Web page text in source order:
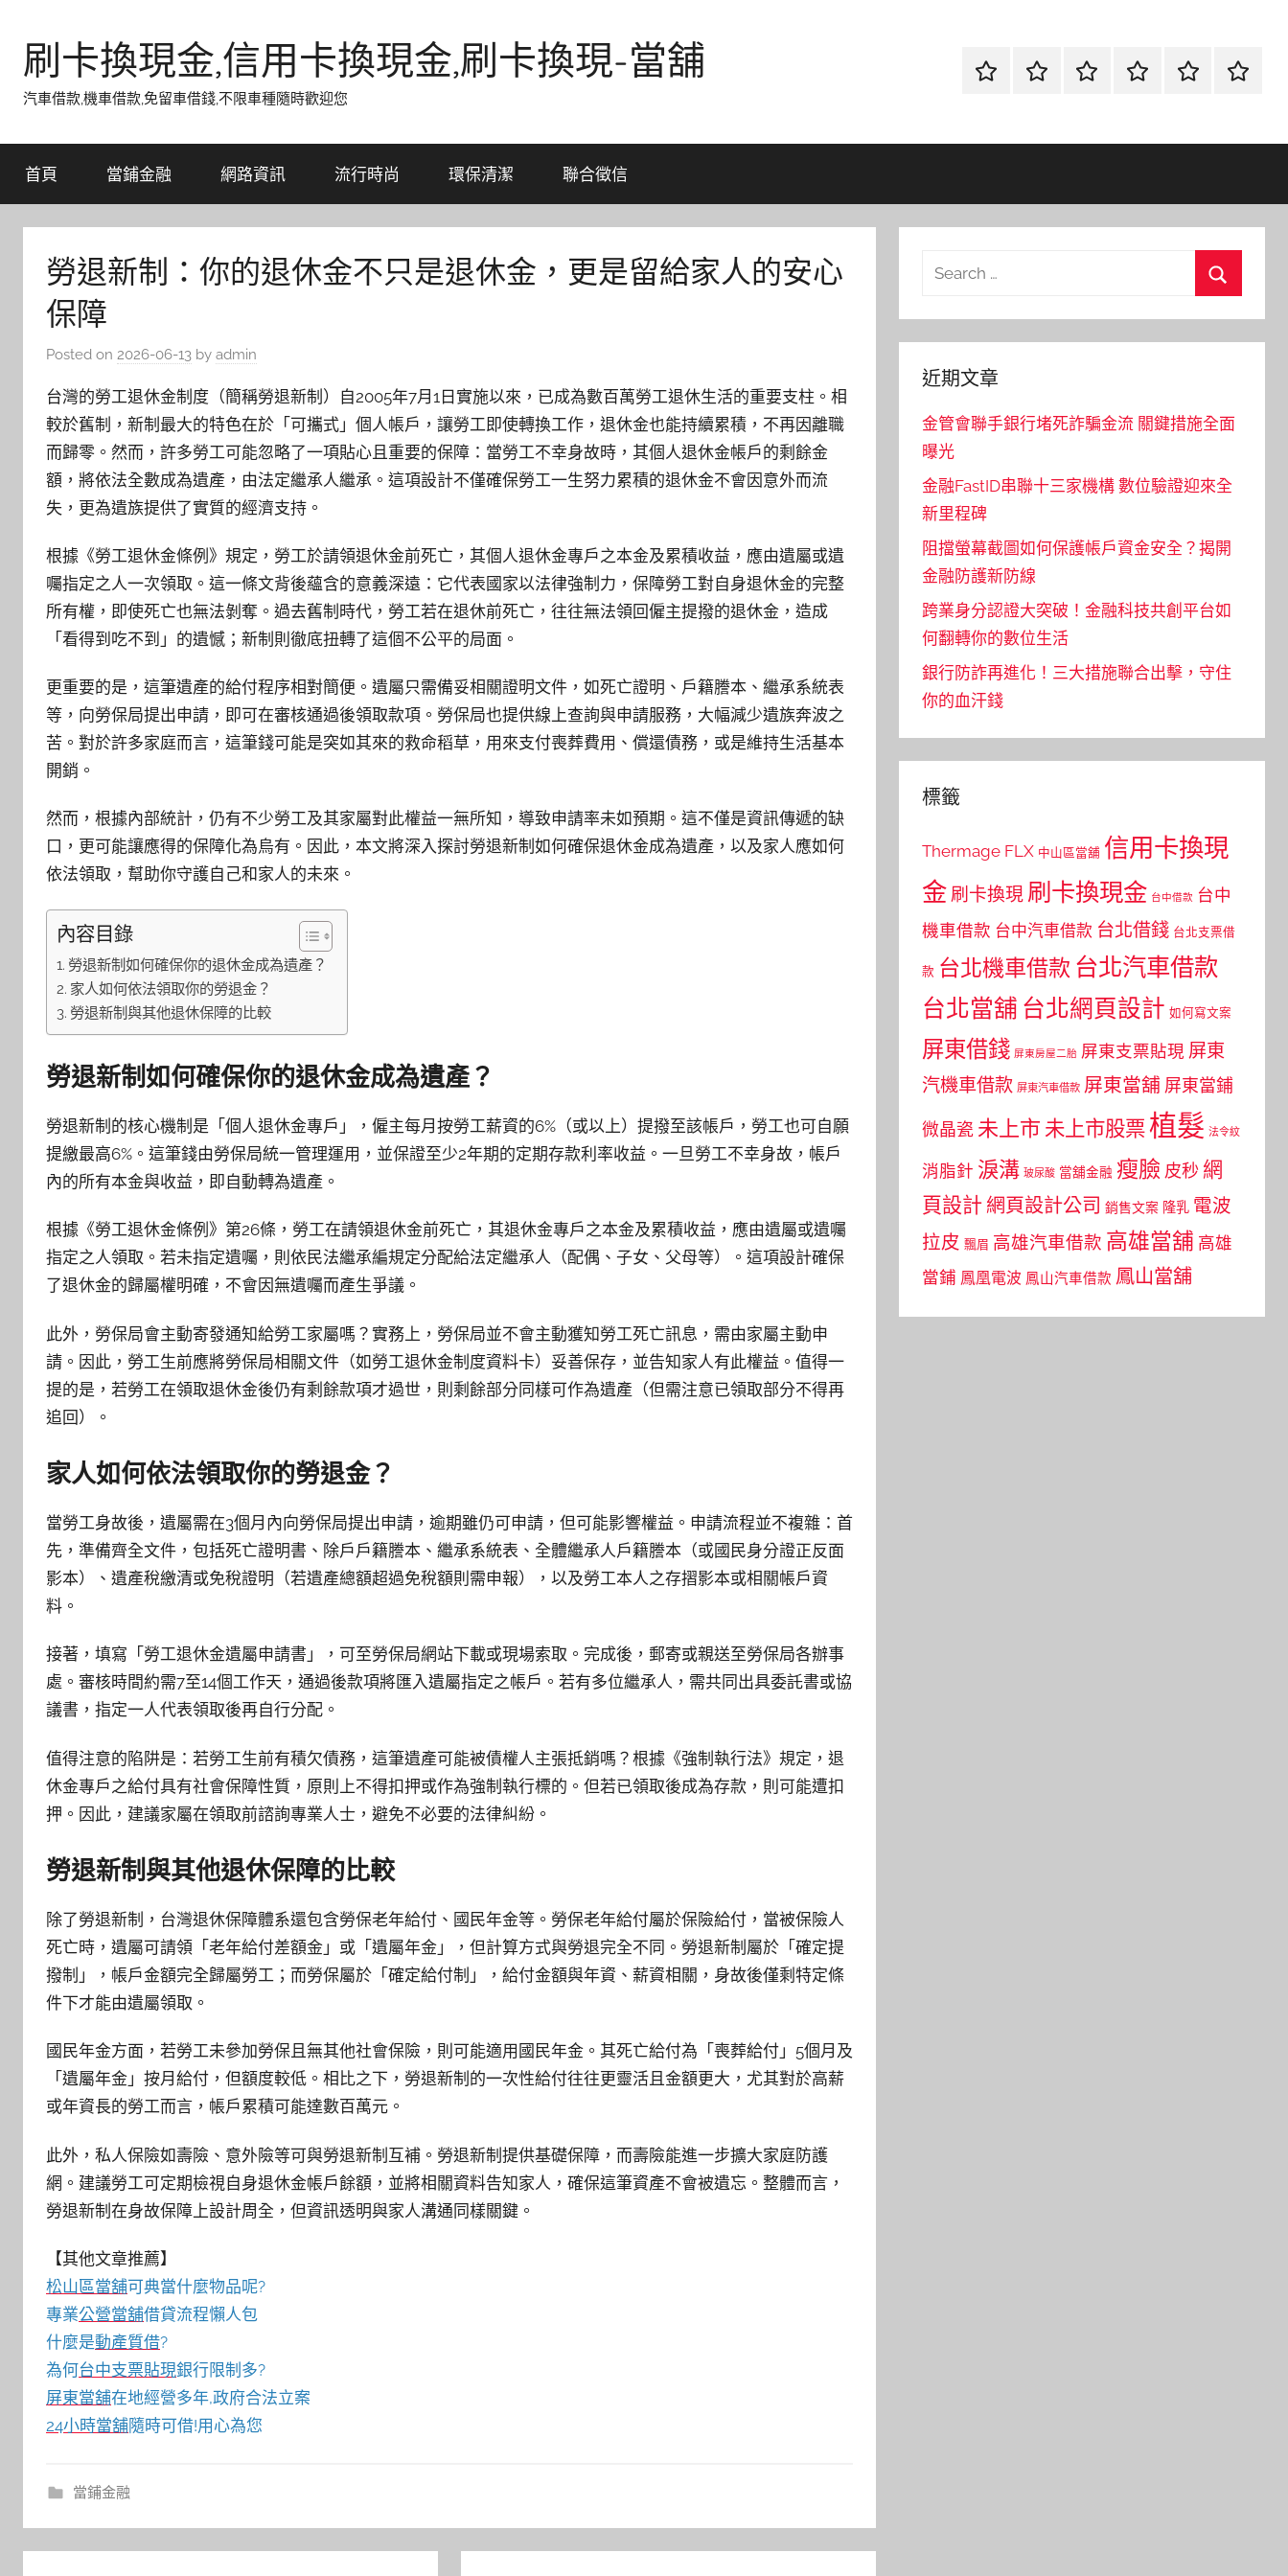
content刷卡換現金,信用卡換現金,刷卡換現-當舖
汽車借款,機車借款,免留車借錢,不限車種隨時歡迎您
首
當
網
流
環
聯
首頁 當鋪金融 網路資訊 流行時尚 環保清潔 聯合徵信
勞退新制：你的退休金不只是退休金，更是留給家人的安心
保障
Posted on 2026-06-13 by admin
台灣的勞工退休金制度（簡稱勞退新制）自2005年7月1日實施以來，已成為數百萬勞工退休生活的重要支柱。相
較於舊制，新制最大的特色在於「可攜式」個人帳戶，讓勞工即使轉換工作，退休金也能持續累積，不再因離職
而歸零。然而，許多勞工可能忽略了一項貼心且重要的保障：當勞工不幸身故時，其個人退休金帳戶的剩餘金
額，將依法全數成為遺產，由法定繼承人繼承。這項設計不僅確保勞工一生努力累積的退休金不會因意外而流
失，更為遺族提供了實質的經濟支持。
根據《勞工退休金條例》規定，勞工於請領退休金前死亡，其個人退休金專戶之本金及累積收益，應由遺屬或遺
囑指定之人一次領取。這一條文背後蘊含的意義深遠：它代表國家以法律強制力，保障勞工對自身退休金的完整
所有權，即使死亡也無法剝奪。過去舊制時代，勞工若在退休前死亡，往往無法領回僱主提撥的退休金，造成
「看得到吃不到」的遺憾；新制則徹底扭轉了這個不公平的局面。
更重要的是，這筆遺產的給付程序相對簡便。遺屬只需備妥相關證明文件，如死亡證明、戶籍謄本、繼承系統表
等，向勞保局提出申請，即可在審核通過後領取款項。勞保局也提供線上查詢與申請服務，大幅減少遺族奔波之
苦。對於許多家庭而言，這筆錢可能是突如其來的救命稻草，用來支付喪葬費用、償還債務，或是維持生活基本
開銷。
然而，根據內部統計，仍有不少勞工及其家屬對此權益一無所知，導致申請率未如預期。這不僅是資訊傳遞的缺
口，更可能讓應得的保障化為烏有。因此，本文將深入探討勞退新制如何確保退休金成為遺產，以及家人應如何
依法領取，幫助你守護自己和家人的未來。
內容目錄
勞退新制如何確保你的退休金成為遺產？
家人如何依法領取你的勞退金？
勞退新制與其他退休保障的比較
勞退新制如何確保你的退休金成為遺產？
勞退新制的核心機制是「個人退休金專戶」，僱主每月按勞工薪資的6%（或以上）提撥至該帳戶，勞工也可自願
提繳最高6%。這筆錢由勞保局統一管理運用，並保證至少2年期的定期存款利率收益。一旦勞工不幸身故，帳戶
內的所有本金與收益，即自動轉為遺產。
根據《勞工退休金條例》第26條，勞工在請領退休金前死亡，其退休金專戶之本金及累積收益，應由遺屬或遺囑
指定之人領取。若未指定遺囑，則依民法繼承編規定分配給法定繼承人（配偶、子女、父母等）。這項設計確保
了退休金的歸屬權明確，不會因無遺囑而產生爭議。
此外，勞保局會主動寄發通知給勞工家屬嗎？實務上，勞保局並不會主動獲知勞工死亡訊息，需由家屬主動申
請。因此，勞工生前應將勞保局相關文件（如勞工退休金制度資料卡）妥善保存，並告知家人有此權益。值得一
提的是，若勞工在領取退休金後仍有剩餘款項才過世，則剩餘部分同樣可作為遺產（但需注意已領取部分不得再
追回）。
家人如何依法領取你的勞退金？
當勞工身故後，遺屬需在3個月內向勞保局提出申請，逾期雖仍可申請，但可能影響權益。申請流程並不複雜：首
先，準備齊全文件，包括死亡證明書、除戶戶籍謄本、繼承系統表、全體繼承人戶籍謄本（或國民身分證正反面
影本）、遺產稅繳清或免稅證明（若遺產總額超過免稅額則需申報），以及勞工本人之存摺影本或相關帳戶資
料。
接著，填寫「勞工退休金遺屬申請書」，可至勞保局網站下載或現場索取。完成後，郵寄或親送至勞保局各辦事
處。審核時間約需7至14個工作天，通過後款項將匯入遺屬指定之帳戶。若有多位繼承人，需共同出具委託書或協
議書，指定一人代表領取後再自行分配。
值得注意的陷阱是：若勞工生前有積欠債務，這筆遺產可能被債權人主張抵銷嗎？根據《強制執行法》規定，退
休金專戶之給付具有社會保障性質，原則上不得扣押或作為強制執行標的。但若已領取後成為存款，則可能遭扣
押。因此，建議家屬在領取前諮詢專業人士，避免不必要的法律糾紛。
勞退新制與其他退休保障的比較
除了勞退新制，台灣退休保障體系還包含勞保老年給付、國民年金等。勞保老年給付屬於保險給付，當被保險人
死亡時，遺屬可請領「老年給付差額金」或「遺屬年金」，但計算方式與勞退完全不同。勞退新制屬於「確定提
撥制」，帳戶金額完全歸屬勞工；而勞保屬於「確定給付制」，給付金額與年資、薪資相關，身故後僅剩特定條
件下才能由遺屬領取。
國民年金方面，若勞工未參加勞保且無其他社會保險，則可能適用國民年金。其死亡給付為「喪葬給付」5個月及
「遺屬年金」按月給付，但額度較低。相比之下，勞退新制的一次性給付往往更靈活且金額更大，尤其對於高薪
或年資長的勞工而言，帳戶累積可能達數百萬元。
此外，私人保險如壽險、意外險等可與勞退新制互補。勞退新制提供基礎保障，而壽險能進一步擴大家庭防護
網。建議勞工可定期檢視自身退休金帳戶餘額，並將相關資料告知家人，確保這筆資產不會被遺忘。整體而言，
勞退新制在身故保障上設計周全，但資訊透明與家人溝通同樣關鍵。
【其他文章推薦】
松山區當舖可典當什麼物品呢?
專業公營當舖借貸流程懶人包
什麼是動產質借?
為何台中支票貼現銀行限制多?
屏東當舖在地經營多年,政府合法立案
24小時當舖隨時可借!用心為您
當鋪金融
Search
近期文章
金管會聯手銀行堵死詐騙金流 關鍵措施全面
曝光
金融FastID串聯十三家機構 數位驗證迎來全
新里程碑
阻擋螢幕截圖如何保護帳戶資金安全？揭開
金融防護新防線
跨業身分認證大突破！金融科技共創平台如
何翻轉你的數位生活
銀行防詐再進化！三大措施聯合出擊，守住
你的血汗錢
標籤
Thermage FLX 中山區當舖 信用卡換現
金 刷卡換現 刷卡換現金 台中借款 台中
機車借款 台中汽車借款 台北借錢 台北支票借
款 台北機車借款 台北汽車借款
台北當舖 台北網頁設計 如何寫文案
屏東借錢 屏東房屋二胎 屏東支票貼現 屏東
汽機車借款 屏東汽車借款 屏東當舖 屏東當鋪
微晶瓷 未上市 未上市股票植髮 法令紋
消脂針 淚溝 玻尿酸 當舖金融 瘦臉 皮秒 網
頁設計 網頁設計公司 銷售文案 隆乳 電波
拉皮 飄眉 高雄汽車借款 高雄當舖 高雄
當鋪 鳳凰電波 鳳山汽車借款 鳳山當舖